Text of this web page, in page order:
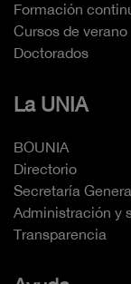
Formación
Cursos de verano
Doctorados
La UNIA
BOUNIA
Directorio
Secretaría
Administración y
Transparencia